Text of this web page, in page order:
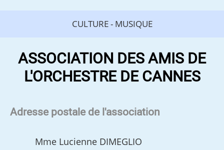
CULTURE - MUSIQUE
ASSOCIATION DES AMIS DE
L'ORCHESTRE DE CANNES
Adresse postale de l'association
Mme Lucienne DIMEGLIO